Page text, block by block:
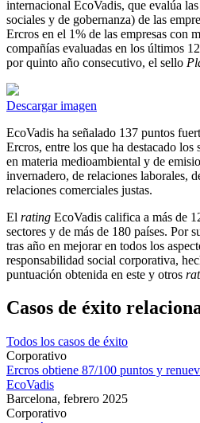
internacional EcoVadis, que evalúa
sociales y de gobernanza) de las
Ercros en el 1% de las empresas con
compañías evaluadas en los últimos
por quinto año consecutivo, el sello
Descargar imagen
EcoVadis ha señalado 137 puntos
Ercros, entre los que ha destacado los
en materia medioambiental y de
invernadero, de relaciones laborales,
relaciones comerciales justas.
El rating EcoVadis califica a más de
sectores y de más de 180 países. Por
tras año en mejorar en todos los
responsabilidad social corporativa,
puntuación obtenida en este y otros
Casos de éxito
Todos los casos de éxito
Corporativo
Ercros obtiene 87/100 puntos y
EcoVadis
Barcelona, febrero 2025
Corporativo